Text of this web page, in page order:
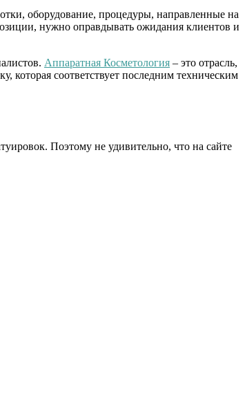
оборудование, процедуры, направленные на
нужно оправдывать ожидания клиентов и
Аппаратная Косметология – это отрасль,
которая соответствует последним техническим
Поэтому не удивительно, что на сайте